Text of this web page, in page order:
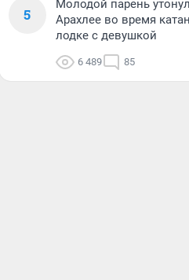
5
Молодой парень
Арахлее во время
лодке с девушкой
6 489 85